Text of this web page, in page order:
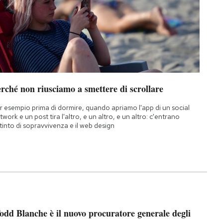
non riusciamo a smettere di scrollare
esempio prima di dormire, quando apriamo l'app di un social
e un post tira l'altro, e un altro, e un altro: c'entrano
di sopravvivenza e il web design
Blanche è il nuovo procuratore generale degli